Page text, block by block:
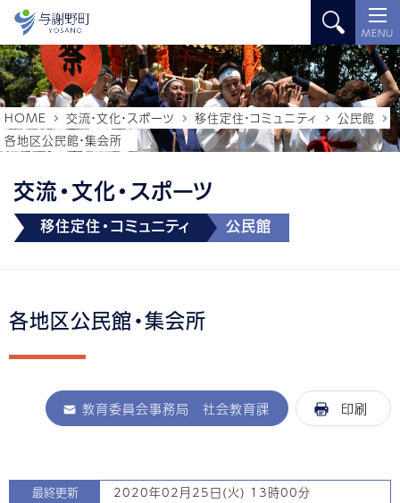
MENU
交流・文化・スポーツ
移住定住・コミュニティ 公民館
HOME 交流・文化・スポーツ 移住定住・コミュニティ
公民館
各地区公民館・集会所
各地区公民館・集会所
教育委員会事務局 社会教育課 印刷
最終更新 2020年02月25日(火) 13時00分